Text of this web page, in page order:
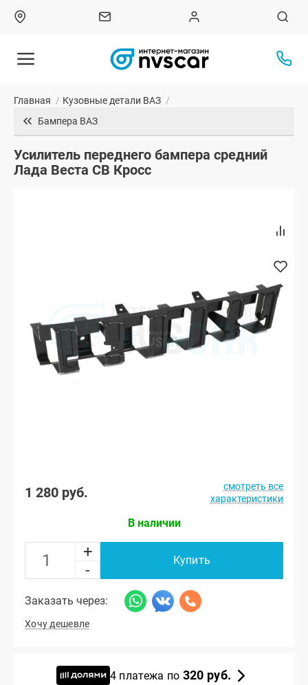
Главная / Кузовные детали ВАЗ /
Бампера ВАЗ
Усилитель переднего бампера средний
Лада Веста СВ Кросс
1 280 руб.
смотреть все
характеристики
В наличии
+
-
Купить
Заказать через:
Хочу дешевле
4 платежа по 320 руб.